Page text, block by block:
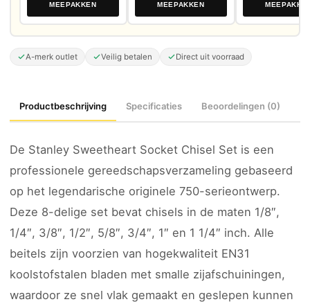
MEEPAKKEN MEEPAKKEN
A-merk outlet Veilig betalen Direct uit voorraad
Productbeschrijving Specificaties Beoordelingen (0)
De Stanley Sweetheart Socket Chisel Set is een
professionele gereedschapsverzameling gebaseerd
op het legendarische originele 750-serieontwerp.
Deze 8-delige set bevat chisels in de maten 1/8″,
1/4″, 3/8″, 1/2″, 5/8″, 3/4″, 1″ en 1 1/4″ inch. Alle
beitels zijn voorzien van hogekwaliteit EN31
koolstofstalen bladen met smalle zijafschuiningen,
waardoor ze snel vlak gemaakt en geslepen kunnen